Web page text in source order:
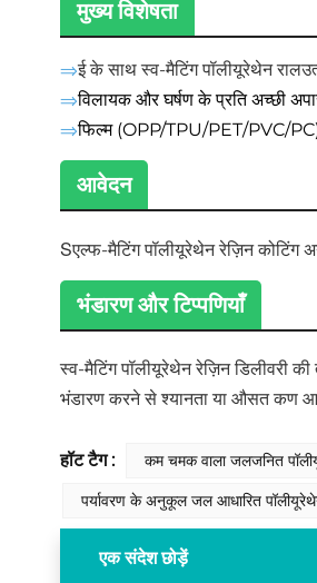
मुख्य विशेषता
⇒ई के साथ स्व-मैटिंग पॉलीयूरेथेन राल
⇒विलायक और घर्षण के प्रति अच्छी
⇒फिल्म (OPP/TPU/PET/PVC/
आवेदन
Sएल्फ-मैटिंग पॉलीयूरेथेन रेज़िनकोटिंग
भंडारण और टिप्पणियाँ
स्व-मैटिंग पॉलीयूरेथेन रेज़िन डिलीवरी
भंडारण करने से श्यानता या औसत कण
हॉट टैग : कम चमक वाला जलजनित
पर्यावरण के अनुकूल जल आधारित
एक संदेश छोड़ें